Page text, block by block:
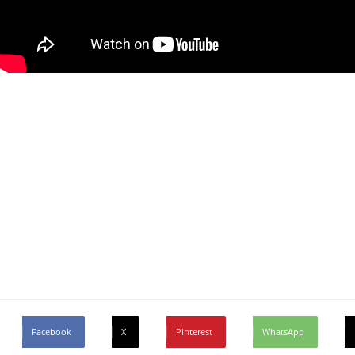
Facebook X Pinterest WhatsApp